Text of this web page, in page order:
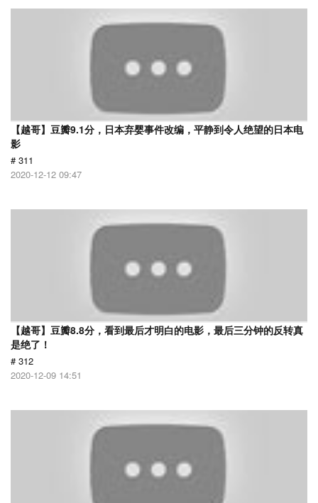
【越哥】豆瓣9.1分，日本弃婴事件改编，平静到令人绝望的日本电
影
# 311
2020-12-12 09:47
【越哥】豆瓣8.8分，看到最后才明白的电影，最后三分钟的反转真
是绝了！
# 312
2020-12-09 14:51